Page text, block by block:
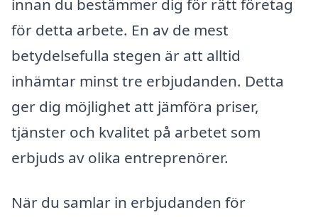
för detta arbete. En av de mest
betydelsefulla stegen är att alltid
inhämtar minst tre erbjudanden. Detta
ger dig möjlighet att jämföra priser,
tjänster och kvalitet på arbetet som
erbjuds av olika entreprenörer.
När du samlar in erbjudanden för